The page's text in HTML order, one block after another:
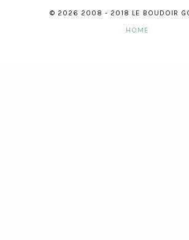
© 2026 2008 - 2018 LE BOUDOIR
HOME